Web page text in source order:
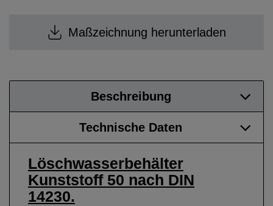
Maßzeichnung herunterladen
Beschreibung
Technische Daten
Löschwasserbehälter
Kunststoff 50 nach DIN
14230.